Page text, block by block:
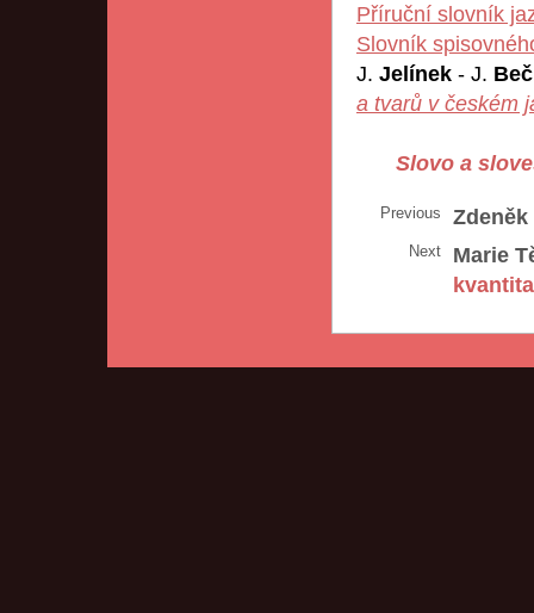
Příruční slovník
Slovník
J. Jelínek - J.
a tvarů v českém
Slovo a
Previous Zdeněk
Next
Marie